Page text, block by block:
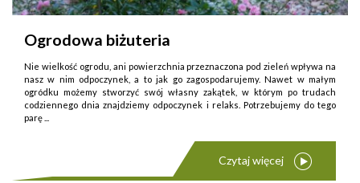
Ogrodowa biżuteria
Nie wielkość ogrodu, ani powierzchnia przeznaczona pod zieleń wpływa na
nasz w nim odpoczynek, a to jak go zagospodarujemy. Nawet w małym
ogródku możemy stworzyć swój własny zakątek, w którym po trudach
codziennego dnia znajdziemy odpoczynek i relaks. Potrzebujemy do tego
parę ...
Czytaj więcej